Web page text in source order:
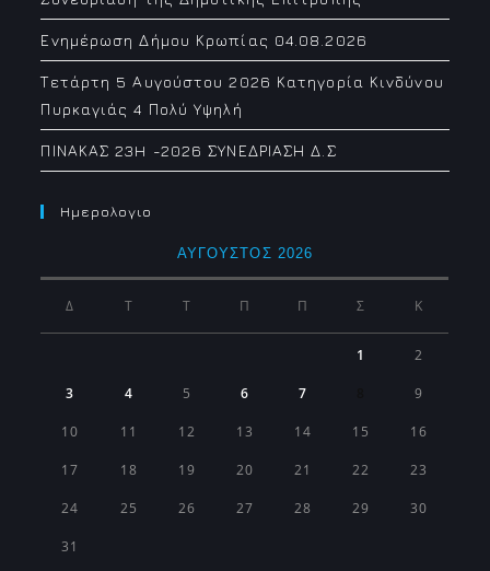
Ενημέρωση Δήμου Κρωπίας 04.08.2026
Τετάρτη 5 Αυγούστου 2026 Κατηγορία Κινδύνου
Πυρκαγιάς 4 Πολύ Υψηλή
ΠΙΝΑΚΑΣ 23H -2026 ΣΥΝΕΔΡΙΑΣΗ Δ.Σ
Ημερολογιο
ΑΎΓΟΥΣΤΟΣ 2026
Δ Τ Τ Π Π Σ Κ
1 2
3 4 5 6 7 9
10 11 12 13 14 15 16
17 18 19 20 21 22 23
24 25 26 27 28 29 30
31